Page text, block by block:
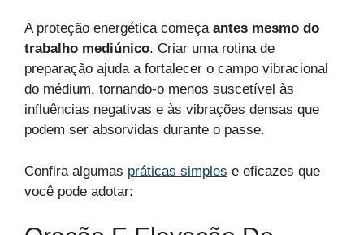
A proteção energética começa antes mesmo do
trabalho mediúnico. Criar uma rotina de
preparação ajuda a fortalecer o campo vibracional
do médium, tornando-o menos suscetível às
influências negativas e às vibrações densas que
podem ser absorvidas durante o passe.
Confira algumas práticas simples e eficazes que
você pode adotar: